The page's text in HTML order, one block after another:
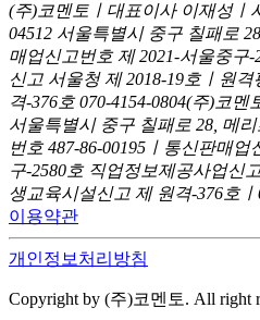
(주)코멘토ㅣ대표이사 이재성ㅣ
04512 서울특별시 중구 칠패로
매업신고번호 제 2021-서울중구
신고 서울청 제 2018-19호ㅣ원
격-376호 070-4154-0804(주)코멘
서울특별시 중구 칠패로 28, 메
번호 487-86-00195ㅣ통신판매
구-2580호 직업정보제공사업신
생교육시설신고 제 원격-376호ㅣ
이용약관
개인정보처리방침
Copyright by (주)코멘토. All right